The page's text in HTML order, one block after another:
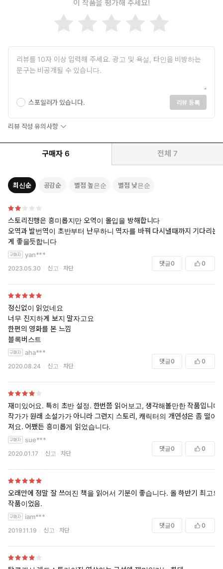
이 작품을 평가해 주세요!
스포일러가 있습니다. 리뷰 등록
리뷰 작성 유의사항
구매자 6 전체 7
최신순 공감순 별점 높은순 별점 낮은순
스토리진행은 흥미롭지만 오역이 몰입을 방해합니다
오역과 발번역이 초반부터 난무하니 역자를 바꿔 다시낼때까지 기다리는
게 좋을듯합니다
yan***
2023.05.30 신고 차단
댓글0 0
정신없이 읽었네요
너무 진지하게 보지 말자고요
한편의 영화를 본 느낌
블록버스트
aha***
2020.08.24 신고 차단
댓글0 0
재미있어요. 특히 초반 설정. 한번쯤 읽어보고, 생각해볼만한 작품입니다.
작가가 원래 소설가가 아니라 그런지 스토리, 캐릭터의 개연성은 좀 떨어
져요. 어쨌든 흥미롭게 읽었습니다.
sue***
2020.01.17 신고 차단
댓글0 0
오래만에 정말 잘 쓰여진 책을 읽어서 기분이 좋습니다. 올 하반기 최고의
작품이었음.
iam***
2019.11.19 신고 차단
댓글0 0